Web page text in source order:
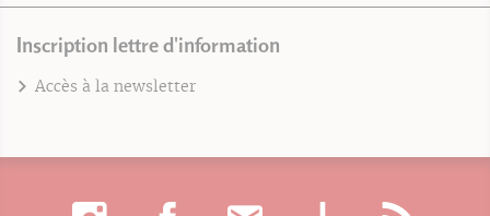
Inscription lettre d'information
Accès à la newsletter